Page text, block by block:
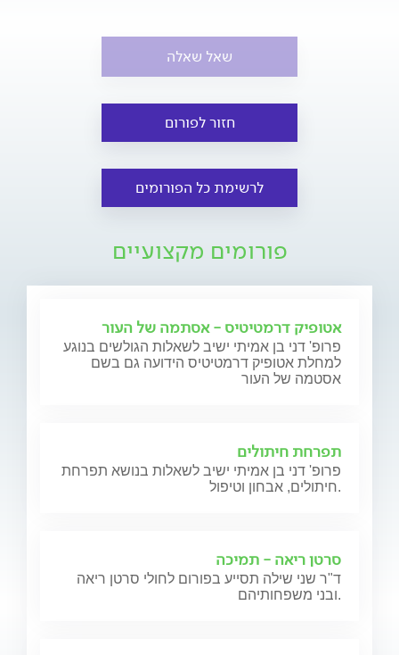
שאל שאלה
חזור לפורום
לרשימת כל הפורומים
פורומים מקצועיים
אטופיק דרמטיטיס - אסתמה של העור
פרופ' דני בן אמיתי ישיב לשאלות הגולשים בנוגע
למחלת אטופיק דרמטיטיס הידועה גם בשם
אסטמה של העור
תפרחת חיתולים
פרופ' דני בן אמיתי ישיב לשאלות בנושא תפרחת
חיתולים, אבחון וטיפול.
סרטן ריאה - תמיכה
ד"ר שני שילה תסייע בפורום לחולי סרטן ריאה
ובני משפחותיהם.